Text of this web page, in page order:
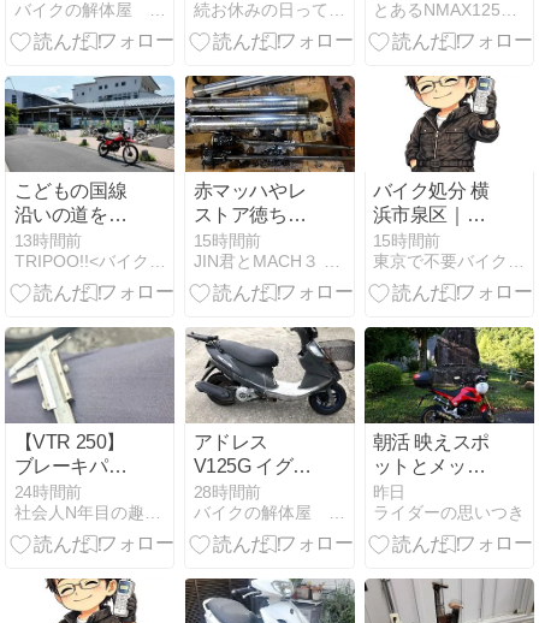
みる
こどもの国線
沿いの道をた
どる！小道で
行くツーリン
グ
13時間前
赤マッハやレ
ストア徳ちゃ
ん号 フロント
フォークえぐ
い事になって
15時間前
バイク処分 横
浜市泉区｜原
付・スクータ
ー即回収【バ
イク回収ホン
８年版
15時間前
【VTR 250】
ブレーキパッ
ド、ブレーキ
ローターの点
検、ブレーキ
定、リアブレ
ーキローター
24時間前
アドレス
V125G イグニ
ッションキー
交換
28時間前
朝活 映えスポ
ットとメッシ
ュジャケット
昨日
ライダーの思いつき